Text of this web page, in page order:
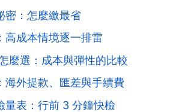
密：怎麼繳最省
高成本情境逐一排雷
麼選：成本與彈性的比較
海外提款、匯差與手續費
量表：行前 3 分鐘快檢